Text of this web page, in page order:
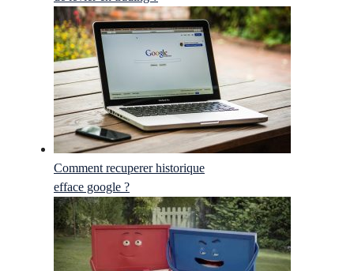
Comment recuperer historique
efface google ?